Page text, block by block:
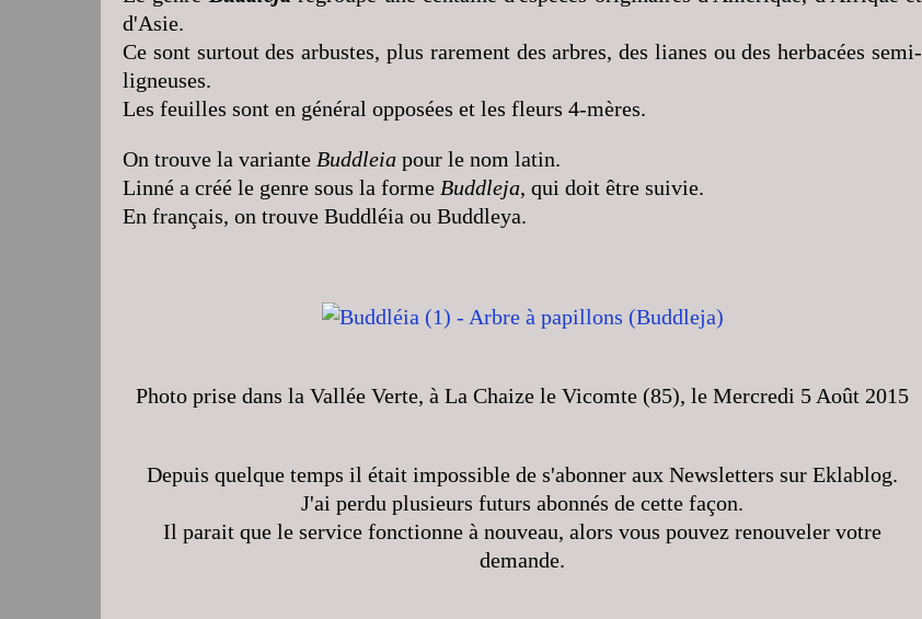
d'Asie.
Ce sont surtout des arbustes, plus rarement des arbres, des lianes ou des herbacées semi-
ligneuses.
Les feuilles sont en général opposées et les fleurs 4-mères.
On trouve la variante Buddleia pour le nom latin.
Linné a créé le genre sous la forme Buddleja, qui doit être suivie.
En français, on trouve Buddléia ou Buddleya.
Photo prise dans la Vallée Verte, à La Chaize le Vicomte (85), le Mercredi 5 Août 2015
Depuis quelque temps il était impossible de s'abonner aux Newsletters sur Eklablog.
J'ai perdu plusieurs futurs abonnés de cette façon.
Il parait que le service fonctionne à nouveau, alors vous pouvez renouveler votre
demande.